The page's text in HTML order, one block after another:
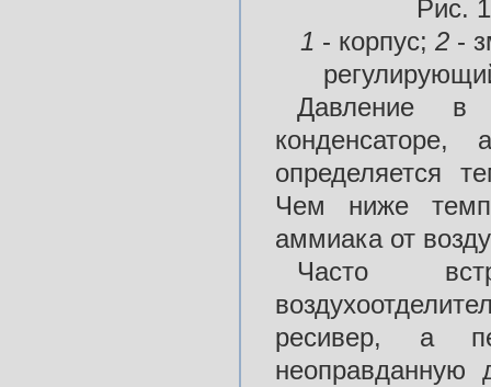
Рис.
1 - корпус; 2 -
Давление в
конденсаторе,
определяется
Чем ниже
аммиака от
Часто
ресивер, а
неоправданную